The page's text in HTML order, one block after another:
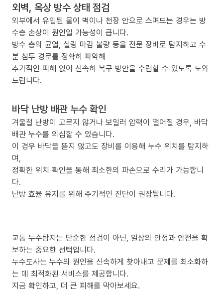
외벽, 옥상 방수 상태 점검
외부에서 유입된 물이 벽이나 천장 안으로 스며드는 경우는 방
수층 손상이 원인일 가능성이 큽니다.
방수 층의 균열, 실링 마감 불량 등을 전문 장비로 탐지하고 수
분 침투 경로를 정확히 파악해
추가적인 피해 없이 신속히 복구 방안을 수립할 수 있도록 도와
드립니다.
바닥 난방 배관 누수 확인
겨울철 난방이 고르지 않거나 보일러 압력이 떨어질 경우, 바닥
배관 누수를 의심할 수 있습니다.
이 경우 바닥을 뜯지 않고도 장비를 이용해 누수 위치를 탐지하
며,
정확한 위치 확인을 통해 최소한의 파손으로 수리가 가능합니
다.
난방 효율 유지를 위해 주기적인 진단이 권장됩니다.
교동 누수탐지는 단순한 점검이 아닌, 일상의 안정과 안전을 확
보하는 중요한 선택입니다.
누수도사는 누수의 원인을 신속하게 찾아내고 문제를 최소화하
는 데 최적화된 서비스를 제공합니다.
지금 확인하고, 더 큰 피해를 막아보세요.